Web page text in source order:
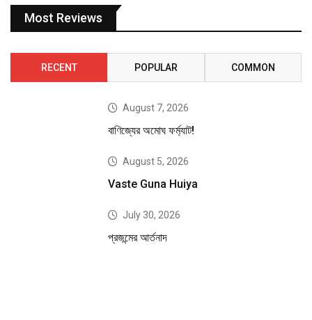
Most Reviews
RECENT POPULAR COMMON
August 7, 2026
বাণিজ্যের অমোঘ ফর্ম্যাট!
August 5, 2026
Vaste Guna Huiya
July 30, 2026
প্রজন্মের আর্তনাদ